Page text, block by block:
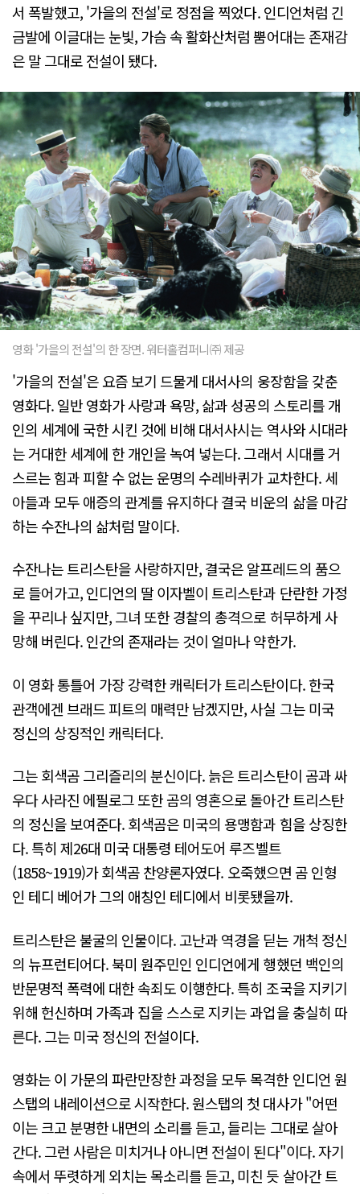
서 폭발했고, '가을의 전설'로 정점을 찍었다. 인디언처럼 긴
금발에 이글대는 눈빛, 가슴 속 활화산처럼 뿜어대는 존재감
은 말 그대로 전설이 됐다.
영화 '가을의 전설'의 한 장면. 워터홀컴퍼니㈜ 제공
'가을의 전설'은 요즘 보기 드물게 대서사의 웅장함을 갖춘
영화다. 일반 영화가 사랑과 욕망, 삶과 성공의 스토리를 개
인의 세계에 국한 시킨 것에 비해 대서사시는 역사와 시대라
는 거대한 세계에 한 개인을 녹여 넣는다. 그래서 시대를 거
스르는 힘과 피할 수 없는 운명의 수레바퀴가 교차한다. 세
아들과 모두 애증의 관계를 유지하다 결국 비운의 삶을 마감
하는 수잔나의 삶처럼 말이다.
수잔나는 트리스탄을 사랑하지만, 결국은 알프레드의 품으
로 들어가고, 인디언의 딸 이자벨이 트리스탄과 단란한 가정
을 꾸리나 싶지만, 그녀 또한 경찰의 총격으로 허무하게 사
망해 버린다. 인간의 존재라는 것이 얼마나 약한가.
이 영화 통틀어 가장 강력한 캐릭터가 트리스탄이다. 한국
관객에겐 브래드 피트의 매력만 남겠지만, 사실 그는 미국
정신의 상징적인 캐릭터다.
그는 회색곰 그리즐리의 분신이다. 늙은 트리스탄이 곰과 싸
우다 사라진 에필로그 또한 곰의 영혼으로 돌아간 트리스탄
의 정신을 보여준다. 회색곰은 미국의 용맹함과 힘을 상징한
다. 특히 제26대 미국 대통령 테어도어 루즈벨트
(1858~1919)가 회색곰 찬양론자였다. 오죽했으면 곰 인형
인 테디 베어가 그의 애칭인 테디에서 비롯됐을까.
트리스탄은 불굴의 인물이다. 고난과 역경을 딛는 개척 정신
의 뉴프런티어다. 북미 원주민인 인디언에게 행했던 백인의
반문명적 폭력에 대한 속죄도 이행한다. 특히 조국을 지키기
위해 헌신하며 가족과 집을 스스로 지키는 과업을 충실히 따
른다. 그는 미국 정신의 전설이다.
영화는 이 가문의 파란만장한 과정을 모두 목격한 인디언 원
스탭의 내레이션으로 시작한다. 원스탭의 첫 대사가 "어떤
이는 크고 분명한 내면의 소리를 듣고, 들리는 그대로 살아
간다. 그런 사람은 미치거나 아니면 전설이 된다"이다. 자기
속에서 뚜렷하게 외치는 목소리를 듣고, 미친 듯 살아간 트